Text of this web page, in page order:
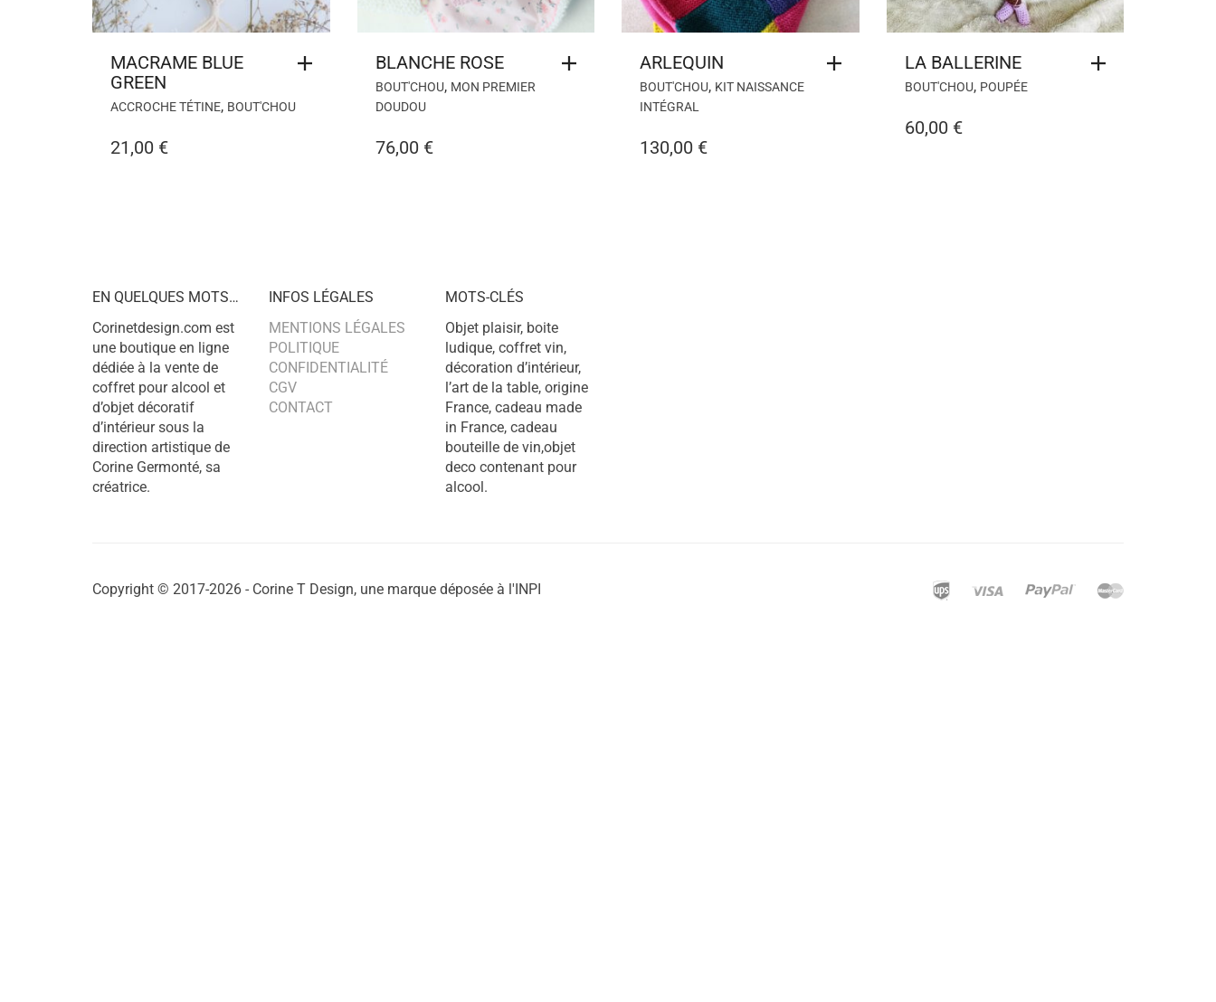
MACRAME BLUE
GREEN
ACCROCHE TÉTINE, BOUT'CHOU
21,00 €
BLANCHE ROSE
BOUT'CHOU, MON PREMIER
DOUDOU
76,00 €
ARLEQUIN
BOUT'CHOU, KIT NAISSANCE
INTÉGRAL
130,00 €
LA BALLERINE
BOUT'CHOU, POUPÉE
60,00 €
EN QUELQUES MOTS…
Corinetdesign.com est
une boutique en ligne
dédiée à la vente de
coffret pour alcool et
d’objet décoratif
d’intérieur sous la
direction artistique de
Corine Germonté, sa
créatrice.
INFOS LÉGALES
MENTIONS LÉGALES
POLITIQUE
CONFIDENTIALITÉ
CGV
CONTACT
MOTS-CLÉS
Objet plaisir, boite
ludique, coffret vin,
décoration d’intérieur,
l’art de la table, origine
France, cadeau made
in France, cadeau
bouteille de vin,objet
deco contenant pour
alcool.
Copyright © 2017-2026 - Corine T Design, une marque déposée à l'INPI